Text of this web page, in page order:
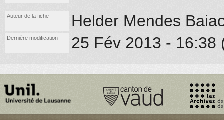
Auteur de la fiche Helder Mendes
Dernière modification 25 Fév 2013 - 16:38